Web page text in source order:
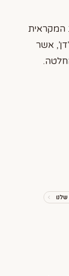
המקראית
אשר